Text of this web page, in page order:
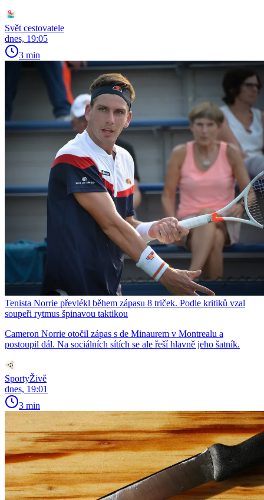
Svět cestovatele
dnes, 19:05
3 min
Tenista Norrie převlékl během zápasu 8 triček. Podle kritiků vzal
soupeři rytmus špinavou taktikou
Cameron Norrie otočil zápas s de Minaurem v Montrealu a
postoupil dál. Na sociálních sítích se ale řeší hlavně jeho šatník.
SportyŽivě
dnes, 19:01
3 min